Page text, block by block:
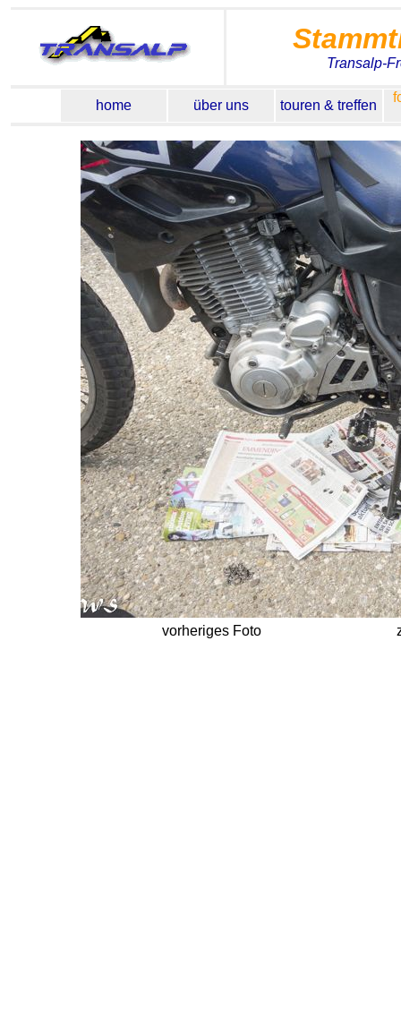
Transalp-
home über uns touren & treffen
vorheriges Foto